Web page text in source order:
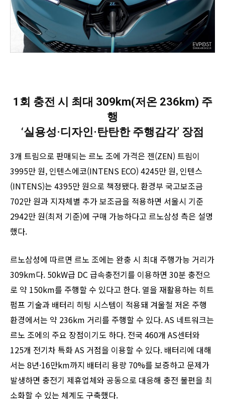
1회 충전 시 최대 309km(저온 236km) 주
행
‘실용성·디자인·탄탄한 주행감각’ 장점
3개 트림으로 판매되는 르노 조에 가격은 젠(ZEN) 트림이
3995만 원, 인텐스에코(INTENS ECO) 4245만 원, 인텐스
(INTENS)는 4395만 원으로 책정됐다. 환경부 국고보조금
702만 원과 지자체별 추가 보조금을 적용하면 서울시 기준
2942만 원(최저 기준)에 구매 가능하다고 르노삼성 측은 설명
했다.
르노삼성에 따르면 르노 조에는 완충 시 최대 주행가능 거리가
309km다. 50kW급 DC 급속충전기를 이용하면 30분 충전으
로 약 150km를 주행할 수 있다고 한다. 열을 재활용하는 히트
펌프 기술과 배터리 히팅 시스템이 적용돼 겨울철 저온 주행
환경에서는 약 236km 거리를 주행할 수 있다. AS 네트워크는
르노 조에의 주요 장점이기도 하다. 전국 460개 AS센터와
125개 전기차 특화 AS 거점을 이용할 수 있다. 배터리에 대해
서는 8년·16만km까지 배터리 용량 70%를 보증하고 문제가
발생하면 충전기 제휴업체와 공동으로 대응해 충전 불편을 최
소화할 수 있는 체계도 구축했다.